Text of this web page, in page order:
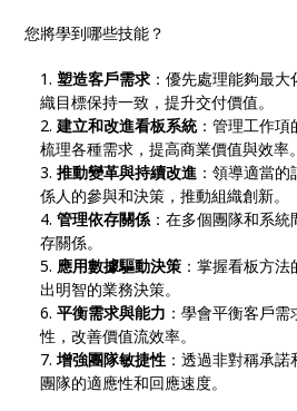
您將學到哪些技能？
塑造客戶需求 ：優先處理能夠最
織目標保持一致，提升交付價值。
建立和改進看板系統：管理工作項
梳理各種需求，提高商業價值與效率。
推動變革與持續改進 ：領導適當
係人的參與和決策，推動組織創新。
管理依存關係 ：在多個團隊和系
存關係。
應用數據驅動決策 ：掌握看板方
出明智的業務決策。
平衡需求與能力 ：學會平衡客戶
性，改善價值流效率。
增強團隊敏捷性 ：透過非對稱承
團隊的適應性和回應速度。